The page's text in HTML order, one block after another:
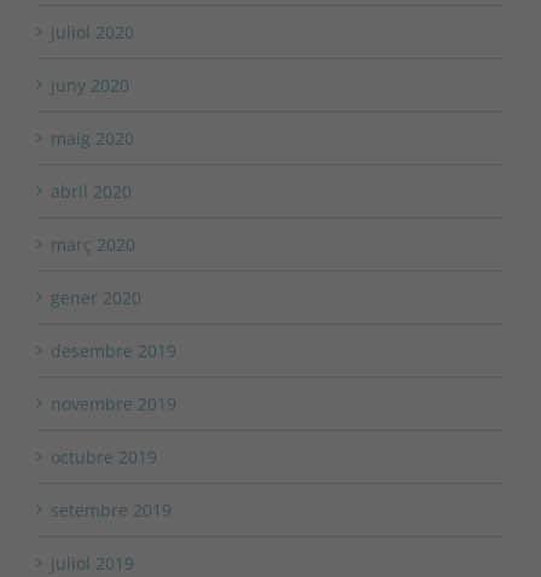
juliol 2020
juny 2020
maig 2020
abril 2020
març 2020
gener 2020
desembre 2019
novembre 2019
octubre 2019
setembre 2019
juliol 2019